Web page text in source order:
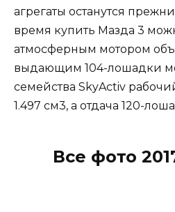
агрегаты останутся
время купить Мазда 3
атмосферным мотором
выдающим 104-лошадки
семейства SkyActiv
1.497 см3, а отдача 120-
Все фото